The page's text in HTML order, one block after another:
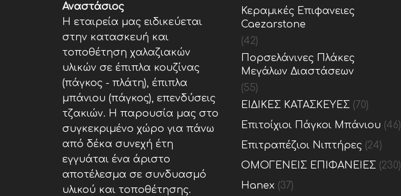
Αναστάσιος
Η εταιρεία μας ειδικεύεται
στην κατασκευή και
τοποθέτηση χαλαζιακών
υλικών σε έπιπλα κουζίνας
(πάγκος - πλάτη), έπιπλα
μπάνιου (πάγκος), επενδύσεις
τζακιών. Η παρουσία μας στο
συγκεκριμένο χώρο για πάνω
από δέκα συνεχή έτη
εγγυάται ένα άριστο
αποτέλεσμα σε συνδυασμό
υλικού και τοποθέτησης.
Κεραμικές Επιφανειες
Caezarstone
(42)
Πορσελάνινες Πλάκες
Μεγάλων Διαστάσεων
(55)
ΕΙΔΙΚΕΣ ΚΑΤΑΣΚΕΥΕΣ (70)
Επιτοίχιοι Πάγκοι Μπάνιου (46)
Επιτραπέζιοι Νιπτήρες (24)
ΟΜΟΓΕΝΕΙΣ ΕΠΙΦΑΝΕΙΕΣ (230)
Hanex (37)